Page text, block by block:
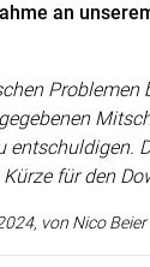
an
Problemen
entschuldigen.
für den
von Nico Beier